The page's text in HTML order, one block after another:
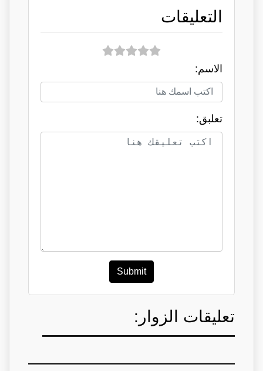
التعليقات
الاسم:
تعلبق:
Submit
تعليقات الزوار: